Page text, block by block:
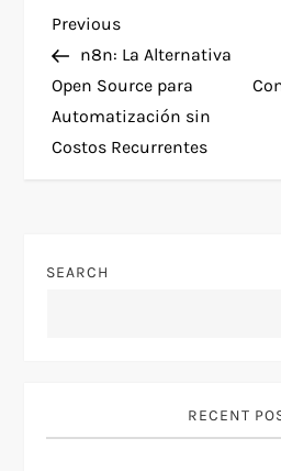
P
o
s
a
g
Previous
Post
Previous
n8n: La Alternativa
Open Source para
Automatización sin
Costos Recurrentes
SEARCH
RECENT